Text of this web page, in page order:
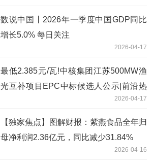
数说中国丨2026年一季度中国GDP同比
增长5.0% 每日关注
2026-04-17
最低2.385元/瓦!中核集团江苏500MW渔
光互补项目EPC中标候选人公示|前沿热
2026-04-17
【独家焦点】图解财报：紫燕食品全年归
母净利润2.36亿元，同比减少31.84%
2026-04-16